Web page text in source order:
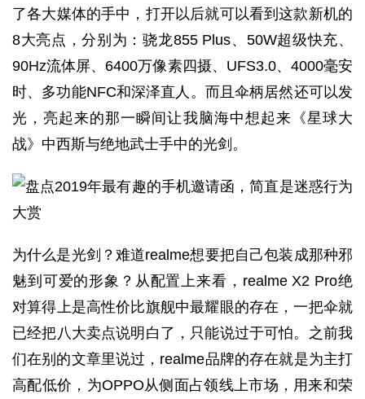
了各大媒体的手中，打开以后就可以看到这款新机的
8大亮点，分别为：骁龙855 Plus、50W超级快充、
90Hz流体屏、6400万像素四摄、UFS3.0、4000毫安
时、多功能NFC和深泽直人。而且伞柄居然还可以发
光，亮起来的那一瞬间让我脑海中想起来《星球大
战》中西斯与绝地武士手中的光剑。
为什么是光剑？难道realme想要把自己包装成那种邪
魅到可爱的形象？从配置上来看，realme X2 Pro绝
对算得上是高性价比旗舰中最耀眼的存在，一把伞就
已经把八大卖点说明白了，只能说过于可怕。之前我
们在别的文章里说过，realme品牌的存在就是为主打
高配低价，为OPPO从侧面占领线上市场，用来和荣